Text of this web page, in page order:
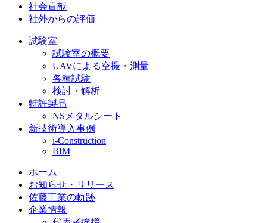
社会貢献
社外からの評価
試験室
試験室の概要
UAVによる空撮・測量
各種試験
検討・解析
特許製品
NSメタルシート
新技術導入事例
i-Construction
BIM
ホーム
お知らせ・リリース
佐藤工業の軌跡
企業情報